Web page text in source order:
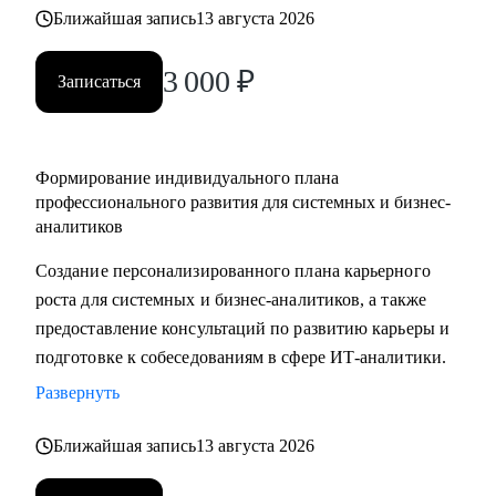
выбрать направление (СА/БА), требования рынка, как
строить карьеру в продукте/проекте/корпорации и какие
есть траектории развития
senior, lead)
• Бизнес‑аналитикам (в том числе тем, кто хочет усилить
• Senior/lead‑уровню: позиционирование, подготовка к
сложным интервью, переход в управление, расширение
зоны ответственности
• Начинающим и переходящим из смежных ролей
(например, техническим писателям и др.) - если ваша цель
понимание требований рынка
Ближайшая запись13 августа 2026
Записаться 3 000 ₽
Формирование индивидуального плана
профессионального развития для системных и бизнес-
аналитиков
Создание персонализированного плана карьерного
роста для системных и бизнес-аналитиков, а также
предоставление консультаций по развитию карьеры и
подготовке к собеседованиям в сфере ИТ-аналитики.
Развернуть
Ближайшая запись13 августа 2026